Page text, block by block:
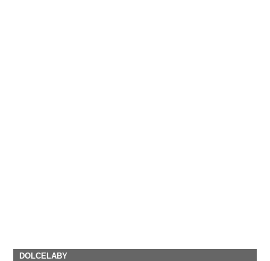
DOLCELABY